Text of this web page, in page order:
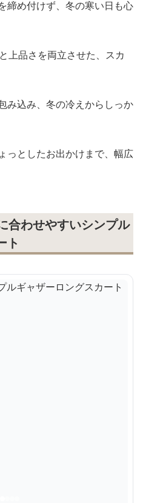
締め付けず、冬の寒い日も心
上品さを両立させた、スカ
み込み、冬の冷えからしっか
っとしたお出かけまで、幅広
合わせやすいシンプル
ト